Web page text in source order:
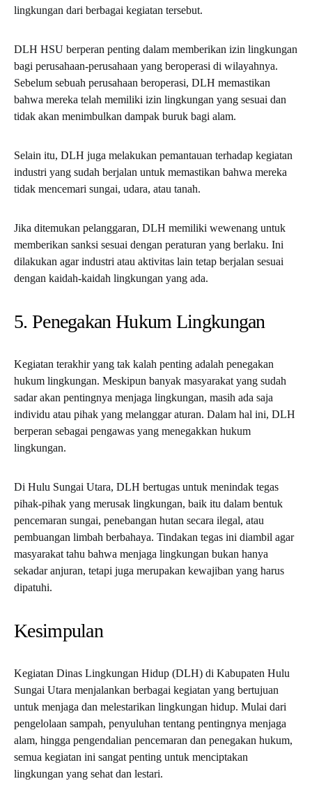
lingkungan dari berbagai kegiatan tersebut.
DLH HSU berperan penting dalam memberikan izin lingkungan
bagi perusahaan-perusahaan yang beroperasi di wilayahnya.
Sebelum sebuah perusahaan beroperasi, DLH memastikan
bahwa mereka telah memiliki izin lingkungan yang sesuai dan
tidak akan menimbulkan dampak buruk bagi alam.
Selain itu, DLH juga melakukan pemantauan terhadap kegiatan
industri yang sudah berjalan untuk memastikan bahwa mereka
tidak mencemari sungai, udara, atau tanah.
Jika ditemukan pelanggaran, DLH memiliki wewenang untuk
memberikan sanksi sesuai dengan peraturan yang berlaku. Ini
dilakukan agar industri atau aktivitas lain tetap berjalan sesuai
dengan kaidah-kaidah lingkungan yang ada.
5. Penegakan Hukum Lingkungan
Kegiatan terakhir yang tak kalah penting adalah penegakan
hukum lingkungan. Meskipun banyak masyarakat yang sudah
sadar akan pentingnya menjaga lingkungan, masih ada saja
individu atau pihak yang melanggar aturan. Dalam hal ini, DLH
berperan sebagai pengawas yang menegakkan hukum
lingkungan.
Di Hulu Sungai Utara, DLH bertugas untuk menindak tegas
pihak-pihak yang merusak lingkungan, baik itu dalam bentuk
pencemaran sungai, penebangan hutan secara ilegal, atau
pembuangan limbah berbahaya. Tindakan tegas ini diambil agar
masyarakat tahu bahwa menjaga lingkungan bukan hanya
sekadar anjuran, tetapi juga merupakan kewajiban yang harus
dipatuhi.
Kesimpulan
Kegiatan Dinas Lingkungan Hidup (DLH) di Kabupaten Hulu
Sungai Utara menjalankan berbagai kegiatan yang bertujuan
untuk menjaga dan melestarikan lingkungan hidup. Mulai dari
pengelolaan sampah, penyuluhan tentang pentingnya menjaga
alam, hingga pengendalian pencemaran dan penegakan hukum,
semua kegiatan ini sangat penting untuk menciptakan
lingkungan yang sehat dan lestari.